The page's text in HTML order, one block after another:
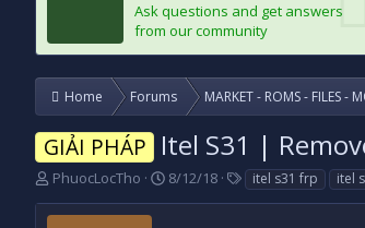
Ask questions and get answers
from our community
Home Forums MARKET - ROMS - FILES -
GIẢI PHÁP Itel S31 |
T
r
PhuocLocTho
N
8/12/18
T itel s31 frp itel